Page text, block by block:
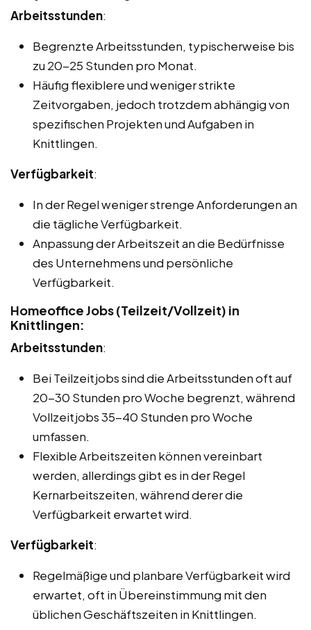
Arbeitsstunden:
Begrenzte Arbeitsstunden, typischerweise bis
zu 20-25 Stunden pro Monat.
Häufig flexiblere und weniger strikte
Zeitvorgaben, jedoch trotzdem abhängig von
spezifischen Projekten und Aufgaben in
Knittlingen.
Verfügbarkeit:
In der Regel weniger strenge Anforderungen an
die tägliche Verfügbarkeit.
Anpassung der Arbeitszeit an die Bedürfnisse
des Unternehmens und persönliche
Verfügbarkeit.
Homeoffice Jobs (Teilzeit/Vollzeit) in
Knittlingen:
Arbeitsstunden:
Bei Teilzeitjobs sind die Arbeitsstunden oft auf
20-30 Stunden pro Woche begrenzt, während
Vollzeitjobs 35-40 Stunden pro Woche
umfassen.
Flexible Arbeitszeiten können vereinbart
werden, allerdings gibt es in der Regel
Kernarbeitszeiten, während derer die
Verfügbarkeit erwartet wird.
Verfügbarkeit:
Regelmäßige und planbare Verfügbarkeit wird
erwartet, oft in Übereinstimmung mit den
üblichen Geschäftszeiten in Knittlingen.